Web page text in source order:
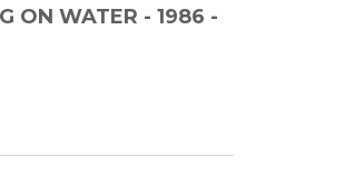
ON WATER - 1986 -